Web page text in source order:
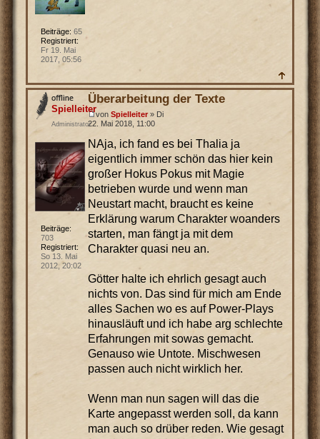
Beiträge: 65
Registriert:
Fr 19. Mai
2017, 05:56
Überarbeitung der Texte
von Spielleiter» Di
22. Mai 2018, 11:00
NAja, ich fand es bei Thalia ja
eigentlich immer schön das hier kein
großer Hokus Pokus mit Magie
betrieben wurde und wenn man
Neustart macht, braucht es keine
Erklärung warum Charakter woanders
starten, man fängt ja mit dem
Charakter quasi neu an.
Götter halte ich ehrlich gesagt auch
nichts von. Das sind für mich am Ende
alles Sachen wo es auf Power-Plays
hinausläuft und ich habe arg schlechte
Erfahrungen mit sowas gemacht.
Genauso wie Untote. Mischwesen
passen auch nicht wirklich her.
Wenn man nun sagen will das die
Karte angepasst werden soll, da kann
man auch so drüber reden. Wie gesagt
Spielleiter
Administrator
Beiträge:
703
Registriert:
So 13. Mai
2012, 20:02